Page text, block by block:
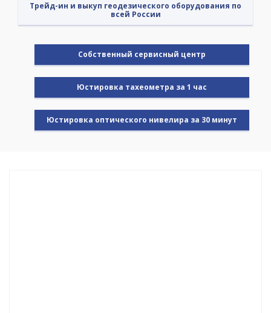
Трейд-ин и выкуп геодезического оборудования по
всей России
Cобственный сервисный центр
Юстировка тахеометра за 1 час
Юстировка оптического нивелира за 30 минут